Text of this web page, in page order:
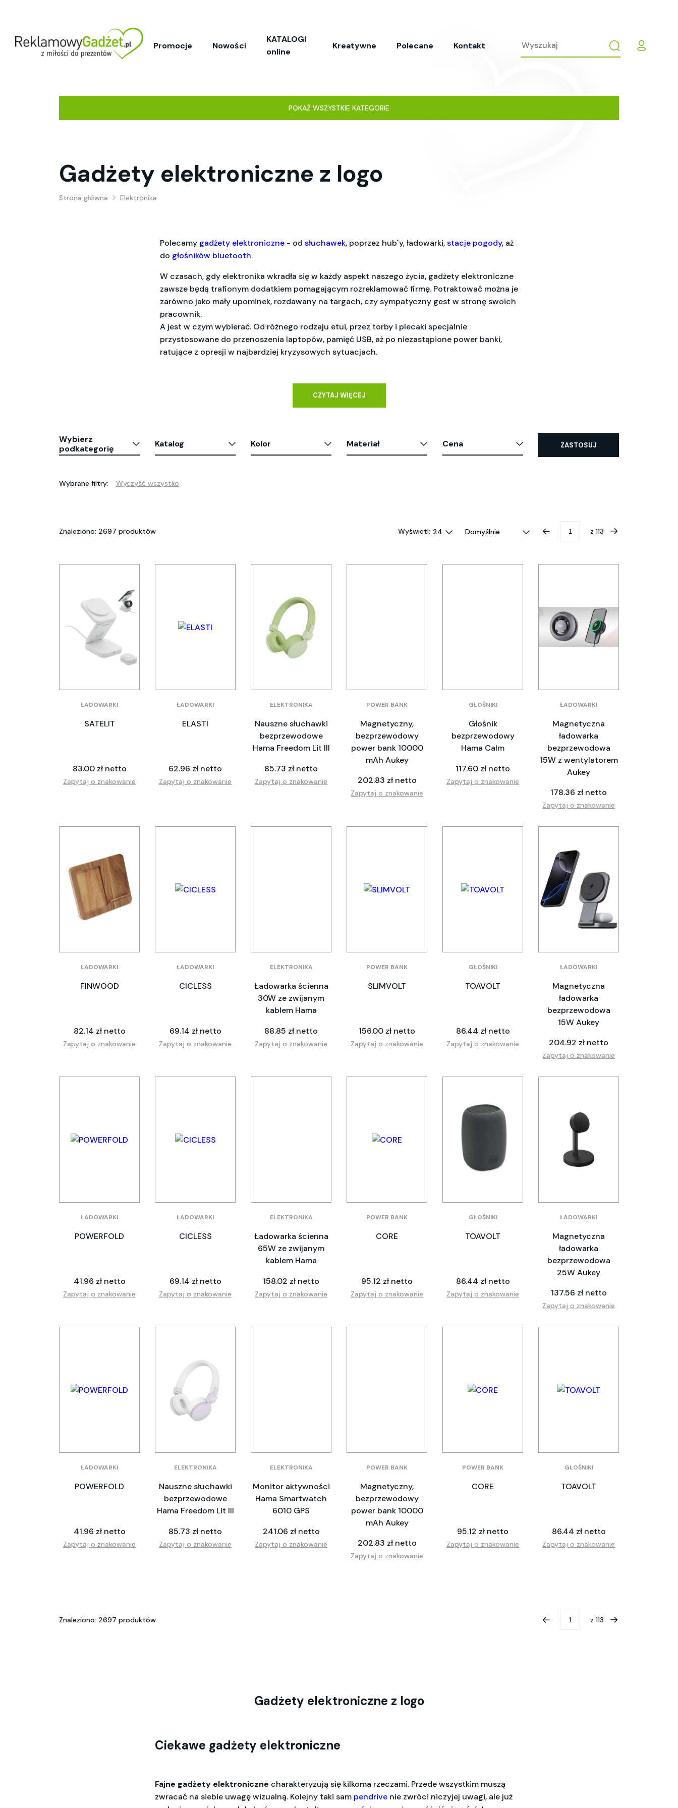
Promocje Nowości
KATALOGI
online
Kreatywne Polecane Kontakt
POKAŻ WSZYSTKIE KATEGORIE
Gadżety elektroniczne z logo
Strona główna Elektronika
Polecamy gadżety elektroniczne - od słuchawek, poprzez hub`y, ładowarki,stacje pogody, aż
do głośników bluetooth.
W czasach, gdy elektronika wkradła się w każdy aspekt naszego życia, gadżety elektroniczne
zawsze będą trafionym dodatkiem pomagającym rozreklamować firmę. Potraktować można je
zarówno jako mały upominek, rozdawany na targach, czy sympatyczny gest w stronę swoich
pracownik.
A jest w czym wybierać. Od różnego rodzaju etui, przez torby i plecaki specjalnie
przystosowane do przenoszenia laptopów, pamięć USB, aż po niezastąpione power banki,
ratujące z opresji w najbardziej kryzysowych sytuacjach.
CZYTAJ WIĘCEJ
Wybierz
podkategorię
Katalog Kolor Materiał Cena ZASTOSUJ
Wybrane filtry: Wyczyść wszystko
Znaleziono: 2697 produktów Wyświetl: z 113
ŁADOWARKI
SATELIT
83.00 zł netto
Zapytaj o znakowanie
ŁADOWARKI
ELASTI
62.96 zł netto
Zapytaj o znakowanie
ELEKTRONIKA
Nauszne słuchawki
bezprzewodowe
Hama Freedom Lit III
85.73 zł netto
Zapytaj o znakowanie
POWER BANK
Magnetyczny,
bezprzewodowy
power bank 10000
mAh Aukey
202.83 zł netto
Zapytaj o znakowanie
GŁOŚNIKI
Głośnik
bezprzewodowy
Hama Calm
117.60 zł netto
Zapytaj o znakowanie
ŁADOWARKI
Magnetyczna
ładowarka
bezprzewodowa
15W z wentylatorem
Aukey
178.36 zł netto
Zapytaj o znakowanie
ŁADOWARKI
FINWOOD
82.14 zł netto
Zapytaj o znakowanie
ŁADOWARKI
CICLESS
69.14 zł netto
Zapytaj o znakowanie
ELEKTRONIKA
Ładowarka ścienna
30W ze zwijanym
kablem Hama
88.85 zł netto
Zapytaj o znakowanie
POWER BANK
SLIMVOLT
156.00 zł netto
Zapytaj o znakowanie
GŁOŚNIKI
TOAVOLT
86.44 zł netto
Zapytaj o znakowanie
ŁADOWARKI
Magnetyczna
ładowarka
bezprzewodowa
15W Aukey
204.92 zł netto
Zapytaj o znakowanie
ŁADOWARKI
POWERFOLD
41.96 zł netto
Zapytaj o znakowanie
ŁADOWARKI
CICLESS
69.14 zł netto
Zapytaj o znakowanie
ELEKTRONIKA
Ładowarka ścienna
65W ze zwijanym
kablem Hama
158.02 zł netto
Zapytaj o znakowanie
POWER BANK
CORE
95.12 zł netto
Zapytaj o znakowanie
GŁOŚNIKI
TOAVOLT
86.44 zł netto
Zapytaj o znakowanie
ŁADOWARKI
Magnetyczna
ładowarka
bezprzewodowa
25W Aukey
137.56 zł netto
Zapytaj o znakowanie
ŁADOWARKI
POWERFOLD
41.96 zł netto
Zapytaj o znakowanie
ELEKTRONIKA
Nauszne słuchawki
bezprzewodowe
Hama Freedom Lit III
85.73 zł netto
Zapytaj o znakowanie
ELEKTRONIKA
Monitor aktywności
Hama Smartwatch
6010 GPS
241.06 zł netto
Zapytaj o znakowanie
POWER BANK
Magnetyczny,
bezprzewodowy
power bank 10000
mAh Aukey
202.83 zł netto
Zapytaj o znakowanie
POWER BANK
CORE
95.12 zł netto
Zapytaj o znakowanie
GŁOŚNIKI
TOAVOLT
86.44 zł netto
Zapytaj o znakowanie
Znaleziono: 2697 produktów z 113
Gadżety elektroniczne z logo
Ciekawe gadżety elektroniczne
Fajne gadżety elektroniczne charakteryzują się kilkoma rzeczami. Przede wszystkim muszą
zwracać na siebie uwagę wizualną. Kolejny taki sam pendrive nie zwróci niczyjej uwagi, ale już